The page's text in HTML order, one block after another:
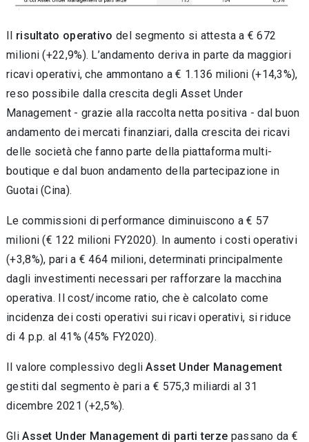
Il risultato operativo del segmento si attesta a € 672
milioni (+22,9%). L’andamento deriva in parte da maggiori
ricavi operativi, che ammontano a € 1.136 milioni (+14,3%),
reso possibile dalla crescita degli Asset Under
Management - grazie alla raccolta netta positiva - dal buon
andamento dei mercati finanziari, dalla crescita dei ricavi
delle società che fanno parte della piattaforma multi-
boutique e dal buon andamento della partecipazione in
Guotai (Cina).
Le commissioni di performance diminuiscono a € 57
milioni (€ 122 milioni FY2020). In aumento i costi operativi
(+3,8%), pari a € 464 milioni, determinati principalmente
dagli investimenti necessari per rafforzare la macchina
operativa. Il cost/income ratio, che è calcolato come
incidenza dei costi operativi sui ricavi operativi, si riduce
di 4 p.p. al 41% (45% FY2020).
Il valore complessivo degliAsset Under Management
gestiti dal segmento è pari a € 575,3 miliardi al 31
dicembre 2021 (+2,5%).
GliAsset Under Management di parti terze passano da €